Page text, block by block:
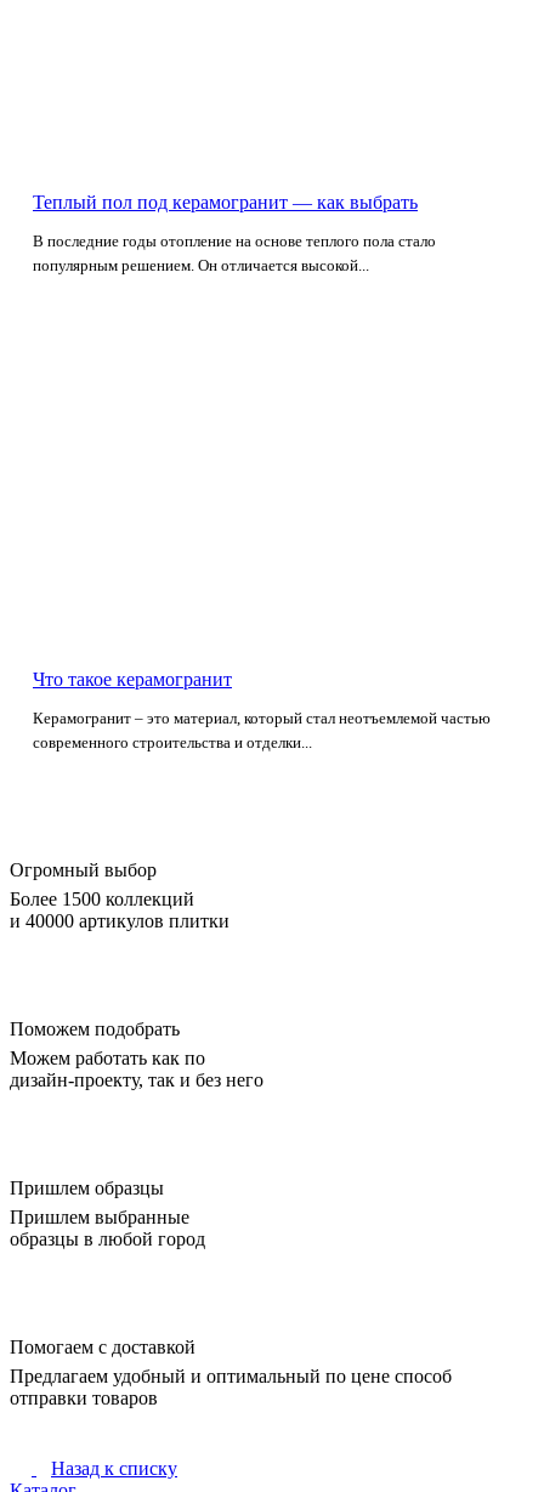
Теплый пол под керамогранит — как выбрать
В последние годы отопление на основе теплого пола стало
популярным решением. Он отличается высокой...
Что такое керамогранит
Керамогранит – это материал, который стал неотъемлемой частью
современного строительства и отделки...
Огромный выбор
Более 1500 коллекций
и 40000 артикулов плитки
Поможем подобрать
Можем работать как по
дизайн-проекту, так и без него
Пришлем образцы
Пришлем выбранные
образцы в любой город
Помогаем с доставкой
Предлагаем удобный и оптимальный по цене способ
отправки товаров
Назад к списку